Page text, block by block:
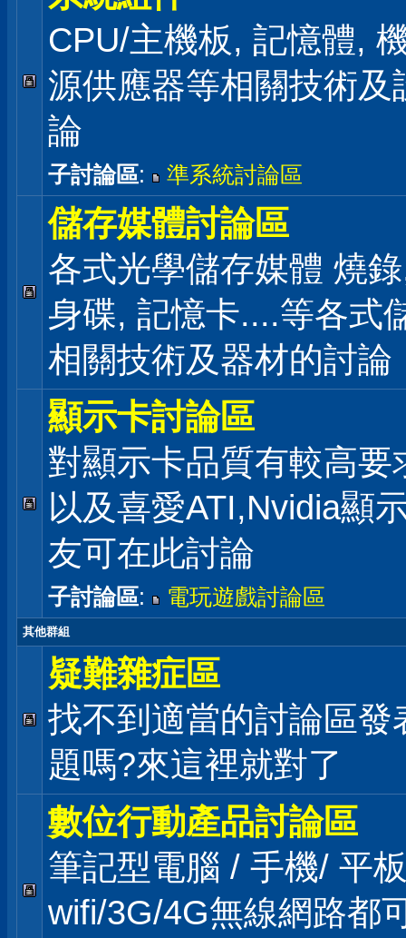
CPU/主機板, 記憶體,
源供應器等相關技術及
論
子討論區: 準系統討論區
儲存媒體討論區
各式光學儲存媒體 燒
身碟, 記憶卡....等各式
相關技術及器材的討論
顯示卡討論區
對顯示卡品質有較高要
以及喜愛ATI,Nvidia顯
友可在此討論
子討論區: 電玩遊戲討論區
其他群組
疑難雜症區
找不到適當的討論區發
題嗎?來這裡就對了
數位行動產品討論區
筆記型電腦 / 手機/ 平
wifi/3G/4G無線網路都